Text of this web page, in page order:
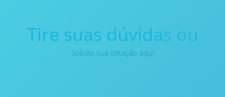
Tire suas dúvidas ou
Solicite sua cotação aqui